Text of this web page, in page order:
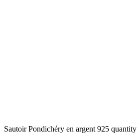
Sautoir Pondichéry en argent 925 quantity